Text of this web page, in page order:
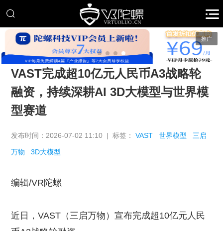
推广
VAST完成超10亿元人民币A3战略轮
融资，持续深耕AI 3D大模型与世界模
型赛道
发布时间：2026-07-02 11:10 | 标签：VAST 世界模型 三启
万物 3D大模型
编辑/VR陀螺
近日，VAST（三启万物）宣布完成超10亿元人民